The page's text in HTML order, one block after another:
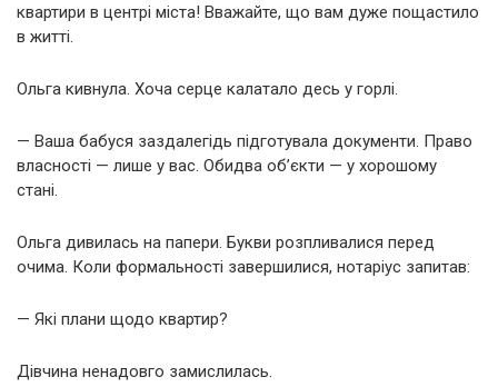
квартири в центрі міста! Вважайте, що вам дуже пощастило
в житті.
Ольга кивнула. Хоча серце калатало десь у горлі.
— Ваша бабуся заздалегідь підготувала документи. Право
власності — лише у вас. Обидва об’єкти — у хорошому
стані.
Ольга дивилась на папери. Букви розпливалися перед
очима. Коли формальності завершилися, нотаріус запитав:
— Які плани щодо квартир?
Дівчина ненадовго замислилась.